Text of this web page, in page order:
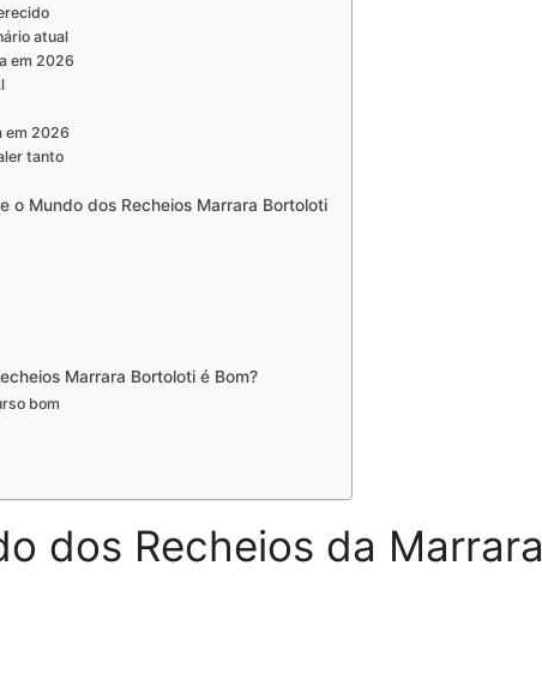
atual
em 2026
em 2026
tanto
o Mundo dos Recheios Marrara Bortoloti
Marrara Bortoloti é Bom?
bom
dos Recheios da Marrara